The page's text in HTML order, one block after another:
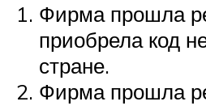
Фирма прошла
приобрела код
стране.
Фирма прошла